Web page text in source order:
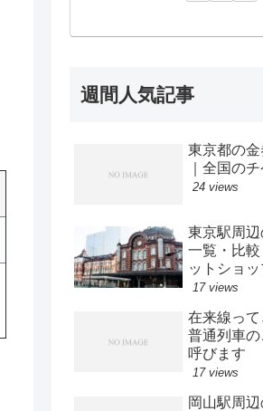
週間人気記事
東京都の
｜全国の
24 views
東京駅周
一覧・比
ットショ
17 views
在来線っ
普通列車
呼びます
17 views
岡山駅周